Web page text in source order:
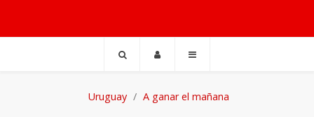
Uruguay A ganar el mañana